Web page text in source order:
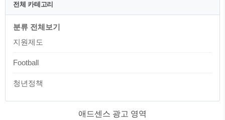
전체 카테고리
분류 전체보기
지원제도
Football
청년정책
애드센스 광고 영역